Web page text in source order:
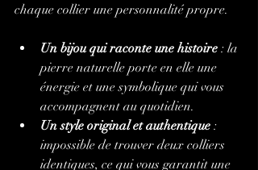
chaque collier une personnalité propre.
Un bijou qui raconte une histoire : la
pierre naturelle porte en elle une
énergie et une symbolique qui vous
accompagnent au quotidien.
Un style original et authentique :
impossible de trouver deux colliers
identiques, ce qui vous garantit une